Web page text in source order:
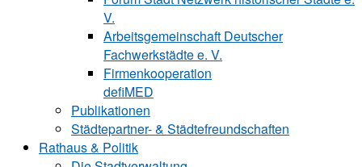
V.
Arbeitsgemeinschaft Deutscher
Fachwerkstädte e. V.
Firmenkooperation
defiMED
Publikationen
Städtepartner- & Städtefreundschaften
Rathaus & Politik